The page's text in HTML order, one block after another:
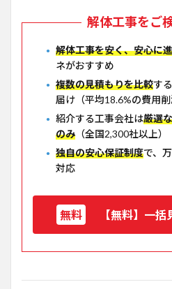
解体工事をご
解体工事を安く、安心に
ネがおすすめ
複数の見積もりを比較す
届け（平均18.6%の費用削
紹介する工事会社は厳選
のみ （全国2,300社以上）
独自の安心保証制度で、
対応
【無料】一